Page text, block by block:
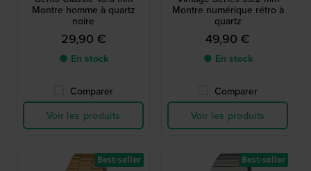
Montre homme à quartz
noire
29,90 €
● En stock
Comparer
Voir les produits
Montre numérique rétro à
quartz
49,90 €
● En stock
Comparer
Voir les produits
Best-seller Best-seller